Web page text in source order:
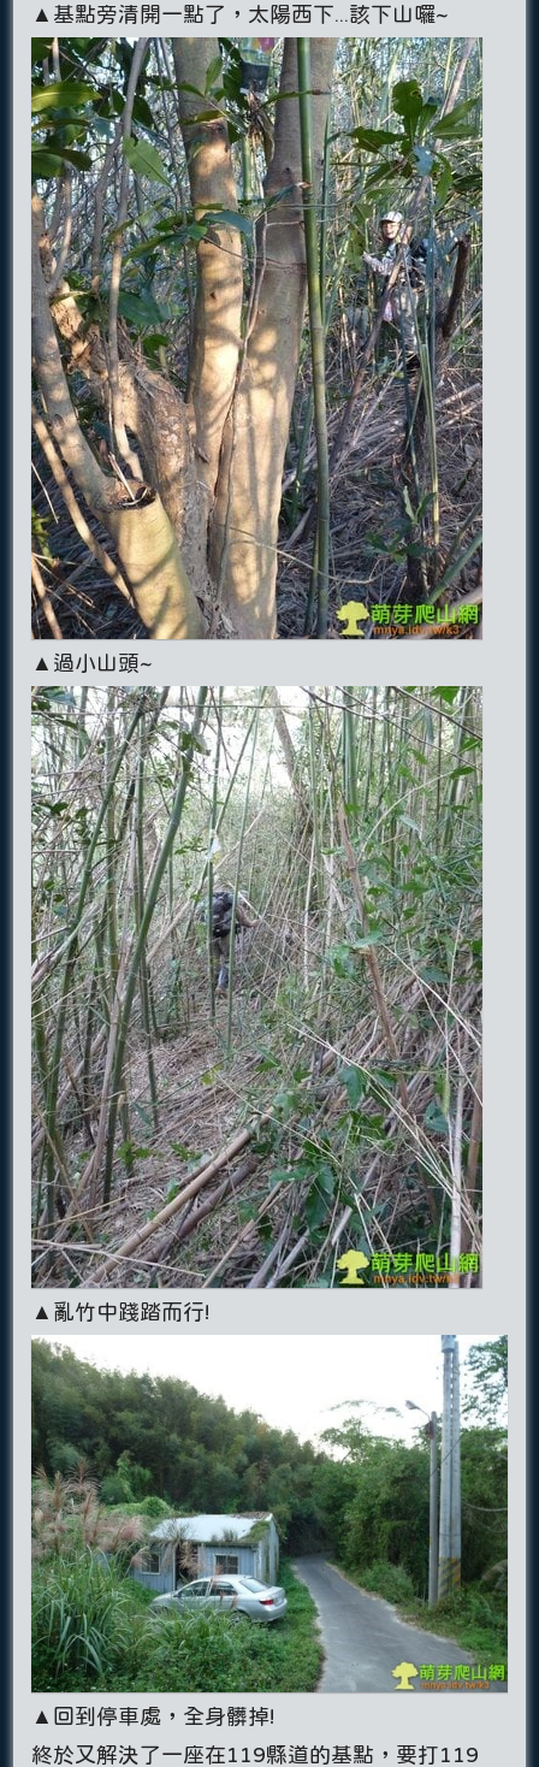
▲基點旁清開一點了，太陽西下...該下山囉~
▲過小山頭~
▲亂竹中踐踏而行!
▲回到停車處，全身髒掉!
終於又解決了一座在119縣道的基點，要打119